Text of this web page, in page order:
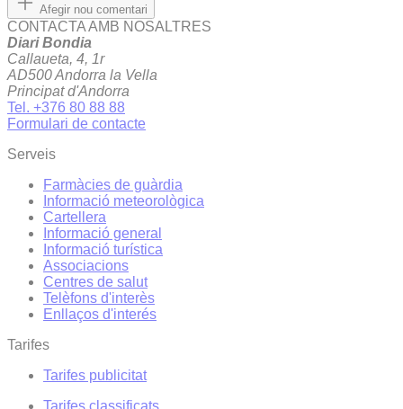
Afegir nou comentari
CONTACTA AMB NOSALTRES
Diari Bondia
Callaueta, 4, 1r
AD500 Andorra la Vella
Principat d'Andorra
Tel. +376 80 88 88
Formulari de contacte
Serveis
Farmàcies de guàrdia
Informació meteorològica
Cartellera
Informació general
Informació turística
Associacions
Centres de salut
Telèfons d'interès
Enllaços d'interés
Tarifes
Tarifes publicitat